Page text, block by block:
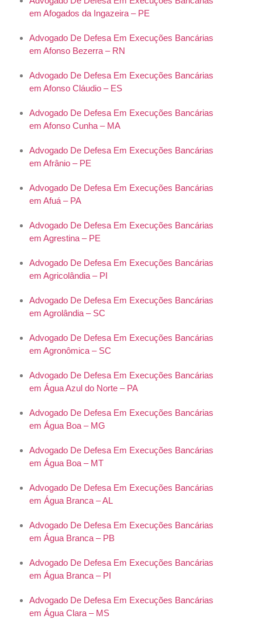
em Afogados da Ingazeira – PE
Advogado De Defesa Em Execuções Bancárias
em Afonso Bezerra – RN
Advogado De Defesa Em Execuções Bancárias
em Afonso Cláudio – ES
Advogado De Defesa Em Execuções Bancárias
em Afonso Cunha – MA
Advogado De Defesa Em Execuções Bancárias
em Afrânio – PE
Advogado De Defesa Em Execuções Bancárias
em Afuá – PA
Advogado De Defesa Em Execuções Bancárias
em Agrestina – PE
Advogado De Defesa Em Execuções Bancárias
em Agricolândia – PI
Advogado De Defesa Em Execuções Bancárias
em Agrolândia – SC
Advogado De Defesa Em Execuções Bancárias
em Agronômica – SC
Advogado De Defesa Em Execuções Bancárias
em Água Azul do Norte – PA
Advogado De Defesa Em Execuções Bancárias
em Água Boa – MG
Advogado De Defesa Em Execuções Bancárias
em Água Boa – MT
Advogado De Defesa Em Execuções Bancárias
em Água Branca – AL
Advogado De Defesa Em Execuções Bancárias
em Água Branca – PB
Advogado De Defesa Em Execuções Bancárias
em Água Branca – PI
Advogado De Defesa Em Execuções Bancárias
em Água Clara – MS